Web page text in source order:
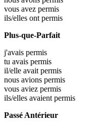
vous avez permis
ils/elles ont permis
Plus-que-Parfait
j'avais permis
tu avais permis
il/elle avait permis
nous avions permis
vous aviez permis
ils/elles avaient permis
Passé Antérieur